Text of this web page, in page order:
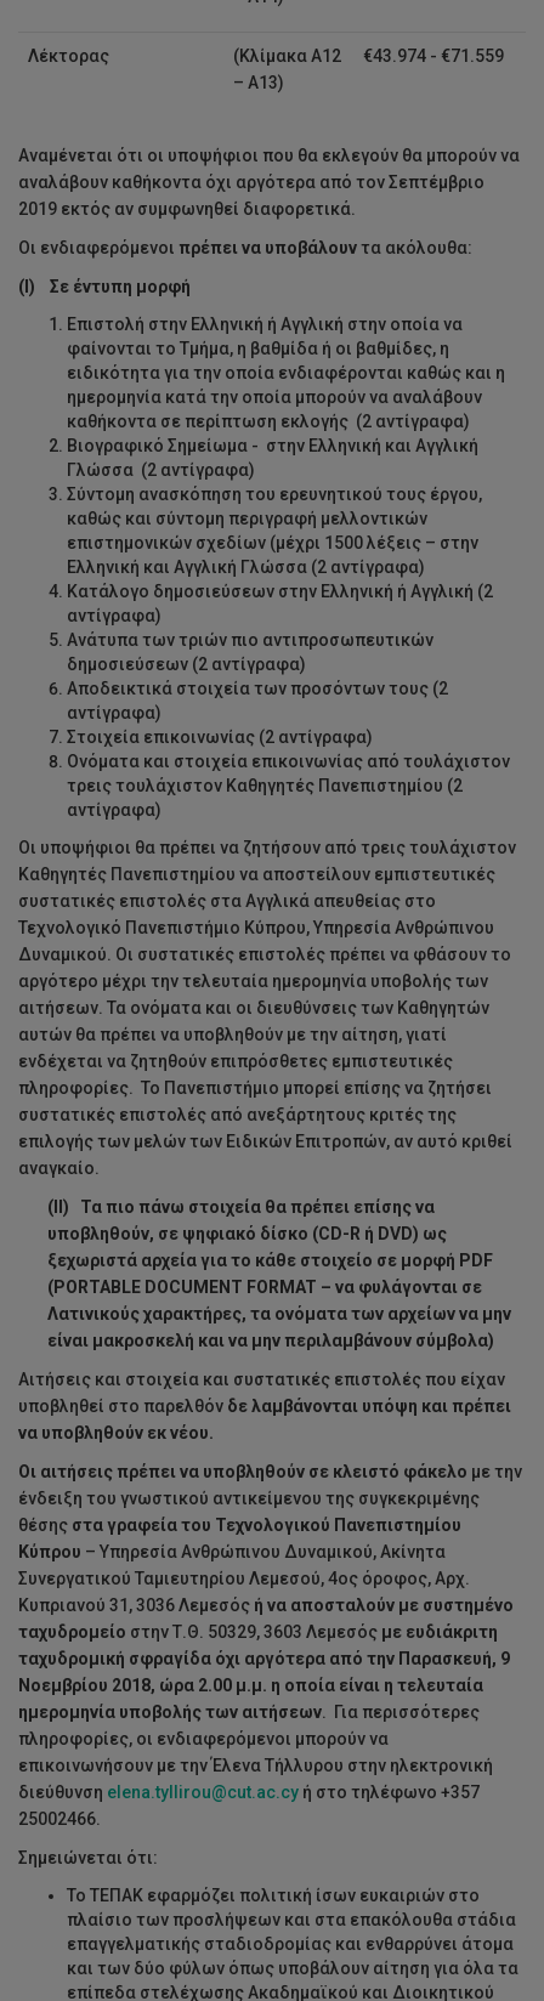
Λέκτορας
(Κλίμακα Α12
– Α13)
€43.974 - €71.559
Αναμένεται ότι οι υποψήφιοι που θα εκλεγούν θα μπορούν να
αναλάβουν καθήκοντα όχι αργότερα από τον Σεπτέμβριο
2019 εκτός αν συμφωνηθεί διαφορετικά.
Οι ενδιαφερόμενοι πρέπει να υποβάλουντα ακόλουθα:
(Ι) Σε έντυπη μορφή
Επιστολή στην Ελληνική ή Αγγλική στην οποία να
φαίνονται το Τμήμα, η βαθμίδα ή οι βαθμίδες, η
ειδικότητα για την οποία ενδιαφέρονται καθώς και η
ημερομηνία κατά την οποία μπορούν να αναλάβουν
καθήκοντα σε περίπτωση εκλογής (2 αντίγραφα)
Βιογραφικό Σημείωμα - στην Ελληνική και Αγγλική
Γλώσσα (2 αντίγραφα)
Σύντομη ανασκόπηση του ερευνητικού τους έργου,
καθώς και σύντομη περιγραφή μελλοντικών
επιστημονικών σχεδίων (μέχρι 1500 λέξεις – στην
Ελληνική και Αγγλική Γλώσσα (2 αντίγραφα)
Κατάλογο δημοσιεύσεων στην Ελληνική ή Αγγλική (2
αντίγραφα)
Ανάτυπα των τριών πιο αντιπροσωπευτικών
δημοσιεύσεων (2 αντίγραφα)
Αποδεικτικά στοιχεία των προσόντων τους (2
αντίγραφα)
Στοιχεία επικοινωνίας (2 αντίγραφα)
Ονόματα και στοιχεία επικοινωνίας από τουλάχιστον
τρεις τουλάχιστον Καθηγητές Πανεπιστημίου (2
αντίγραφα)
Οι υποψήφιοι θα πρέπει να ζητήσουν από τρεις τουλάχιστον
Καθηγητές Πανεπιστημίου να αποστείλουν εμπιστευτικές
συστατικές επιστολές στα Αγγλικά απευθείας στο
Τεχνολογικό Πανεπιστήμιο Κύπρου, Υπηρεσία Ανθρώπινου
Δυναμικού. Οι συστατικές επιστολές πρέπει να φθάσουν το
αργότερο μέχρι την τελευταία ημερομηνία υποβολής των
αιτήσεων. Τα ονόματα και οι διευθύνσεις των Καθηγητών
αυτών θα πρέπει να υποβληθούν με την αίτηση, γιατί
ενδέχεται να ζητηθούν επιπρόσθετες εμπιστευτικές
πληροφορίες. Το Πανεπιστήμιο μπορεί επίσης να ζητήσει
συστατικές επιστολές από ανεξάρτητους κριτές της
επιλογής των μελών των Ειδικών Επιτροπών, αν αυτό κριθεί
αναγκαίο.
(ΙΙ) Τα πιο πάνω στοιχεία θα πρέπει επίσης να
υποβληθούν, σε ψηφιακό δίσκο (CD- R ή DVD) ως
ξεχωριστά αρχεία για το κάθε στοιχείο σε μορφή PDF
(PORTABLE DOCUMENT FORMAT – να φυλάγονται σε
Λατινικούς χαρακτήρες, τα ονόματα των αρχείων να μην
είναι μακροσκελή και να μην περιλαμβάνουν σύμβολα)
Αιτήσεις και στοιχεία και συστατικές επιστολές που είχαν
υποβληθεί στο παρελθόν δε λαμβάνονται υπόψη και πρέπει
να υποβληθούν εκ νέου.
Οι αιτήσεις πρέπει να υποβληθούν σε κλειστό φάκελο με την
ένδειξη του γνωστικού αντικείμενου της συγκεκριμένης
θέσης στα γραφεία του Τεχνολογικού Πανεπιστημίου
Κύπρου – Υπηρεσία Ανθρώπινου Δυναμικού, Ακίνητα
Συνεργατικού Ταμιευτηρίου Λεμεσού, 4ος όροφος, Αρχ.
Κυπριανού 31, 3036 Λεμεσός ή να αποσταλούν με συστημένο
ταχυδρομείο στην Τ.Θ. 50329, 3603 Λεμεσός με ευδιάκριτη
ταχυδρομική σφραγίδα όχι αργότερα από την Παρασκευή, 9
Νοεμβρίου 2018, ώρα 2.00 μ.μ. η οποία είναι η τελευταία
ημερομηνία υποβολής των αιτήσεων. Για περισσότερες
πληροφορίες, οι ενδιαφερόμενοι μπορούν να
επικοινωνήσουν με την Έλενα Τήλλυρου στην ηλεκτρονική
διεύθυνση elena.tyllirou@cut.ac.cy ή στο τηλέφωνο +357
25002466.
Σημειώνεται ότι:
Το ΤΕΠΑΚ εφαρμόζει πολιτική ίσων ευκαιριών στο
πλαίσιο των προσλήψεων και στα επακόλουθα στάδια
επαγγελματικής σταδιοδρομίας και ενθαρρύνει άτομα
και των δύο φύλων όπως υποβάλουν αίτηση για όλα τα
επίπεδα στελέχωσης Ακαδημαϊκού και Διοικητικού